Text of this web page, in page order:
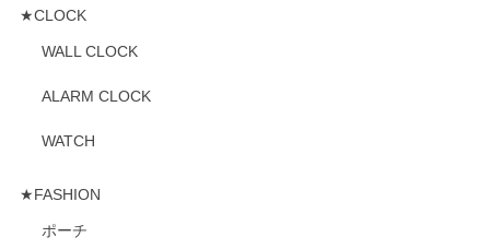
★CLOCK
WALL CLOCK
ALARM CLOCK
WATCH
★FASHION
ポーチ